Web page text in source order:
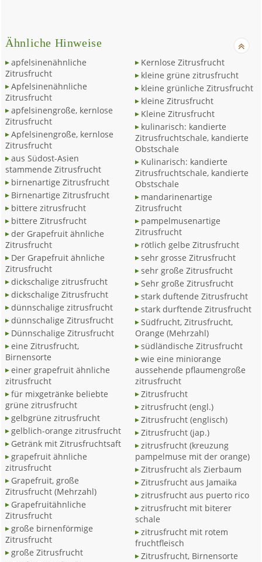
Ähnliche Hinweise
apfelsinenähnliche
Zitrusfrucht
Apfelsinenähnliche
Zitrusfrucht
apfelsinengroße, kernlose
Zitrusfrucht
Apfelsinengroße, kernlose
Zitrusfrucht
aus Südost-Asien
stammende Zitrusfrucht
birnenartige Zitrusfrucht
Birnenartige Zitrusfrucht
bittere zitrusfrucht
bittere Zitrusfrucht
der Grapefruit ähnliche
Zitrusfrucht
Der Grapefruit ähnliche
Zitrusfrucht
dickschalige zitrusfrucht
dickschalige Zitrusfrucht
dünnschalige zitrusfrucht
dünnschalige Zitrusfrucht
Dünnschalige Zitrusfrucht
eine Zitrusfrucht,
Birnensorte
einer grapefruit ähnliche
zitrusfrucht
für mixgetränke beliebte
grüne zitrusfrucht
gelbgrüne zitrusfrucht
gelblich-orange zitrusfrucht
Getränk mit Zitrusfruchtsaft
grapefruit ähnliche
zitrusfrucht
Grapefruit, große
Zitrusfrucht (Mehrzahl)
Grapefruitähnliche
Zitrusfrucht
große birnenförmige
Zitrusfrucht
große Zitrusfrucht
Kernlose Zitrusfrucht
kleine grüne zitrusfrucht
kleine grünliche Zitrusfrucht
kleine Zitrusfrucht
Kleine Zitrusfrucht
kulinarisch: kandierte
Zitrusfruchtschale, kandierte
Obstschale
Kulinarisch: kandierte
Zitrusfruchtschale, kandierte
Obstschale
mandarinenartige
Zitrusfrucht
pampelmusenartige
Zitrusfrucht
rötlich gelbe Zitrusfrucht
sehr grosse Zitrusfrucht
sehr große Zitrusfrucht
Sehr große Zitrusfrucht
stark duftende Zitrusfrucht
stark durftende Zitrusfrucht
Südfrucht, Zitrusfrucht,
Orange (Mehrzahl)
südländische Zitrusfrucht
wie eine miniorange
aussehende pflaumengroße
zitrusfrucht
Zitrusfrucht
zitrusfrucht (engl.)
Zitrusfrucht (englisch)
Zitrusfrucht (jap.)
zitrusfrucht (kreuzung
pampelmuse mit der orange)
Zitrusfrucht als Zierbaum
Zitrusfrucht aus Jamaika
zitrusfrucht aus puerto rico
zitrusfrucht mit biterer
schale
zitrusfrucht mit rotem
fruchtfleisch
Zitrusfrucht, Birnensorte